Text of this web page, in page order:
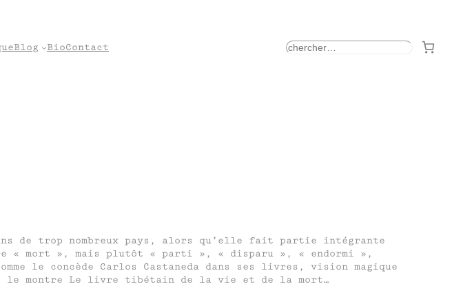
Blog BioContact rechercher
de trop nombreux pays, alors qu’elle fait partie intégrante
« mort », mais plutôt « parti », « disparu », « endormi »,
le concède Carlos Castaneda dans ses livres, vision magique
le montre Le livre tibétain de la vie et de la mort…